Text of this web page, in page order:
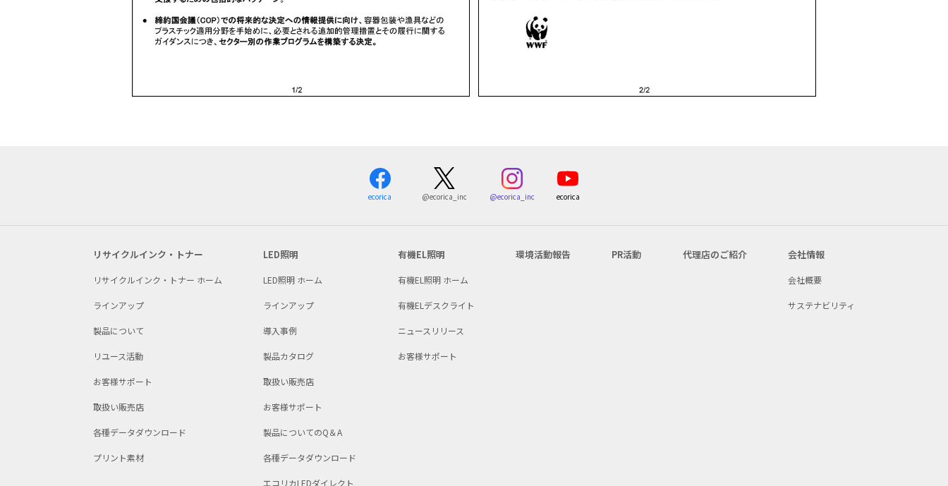
ecorica @ecorica_inc @ecorica_inc ecorica
リサイクルインク・トナー
リサイクルインク・トナー ホーム
ラインアップ
製品について
リユース活動
お客様サポート
取扱い販売店
各種データダウンロード
プリント素材
LED照明
LED照明 ホーム
ラインアップ
導入事例
製品カタログ
取扱い販売店
お客様サポート
製品についてのQ＆A
各種データダウンロード
エコリカLEDダイレクト
有機EL照明
有機EL照明 ホーム
有機ELデスクライト
ニュースリリース
お客様サポート
環境活動報告 PR活動 代理店のご紹介 会社情報
会社概要
サステナビリティ